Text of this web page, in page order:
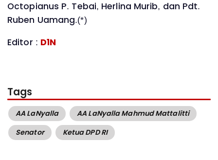
Octopianus P. Tebai, Herlina Murib, dan Pdt.
Ruben Uamang.(*)
Editor : D1N
Tags
AA LaNyalla
AA LaNyalla Mahmud Mattalitti
Senator
Ketua DPD RI